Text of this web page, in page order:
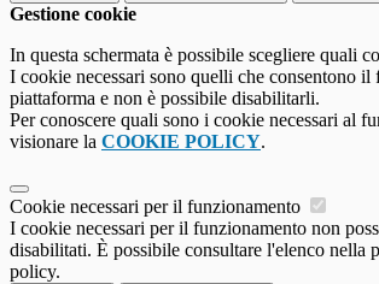
Gestione cookie
In questa schermata è possibile scegliere quali
I cookie necessari sono quelli che consentono il
piattaforma e non è possibile disabilitarli.
Per conoscere quali sono i cookie necessari al
visionare la COOKIE POLICY.
Cookie necessari per il funzionamento
I cookie necessari per il funzionamento non
disabilitati. È possibile consultare l'elenco nella
policy.